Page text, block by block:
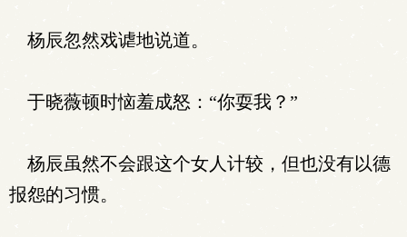
杨辰忽然戏谑地说道。
于晓薇顿时恼羞成怒：“你耍我？”
杨辰虽然不会跟这个女人计较，但也没有以德
报怨的习惯。